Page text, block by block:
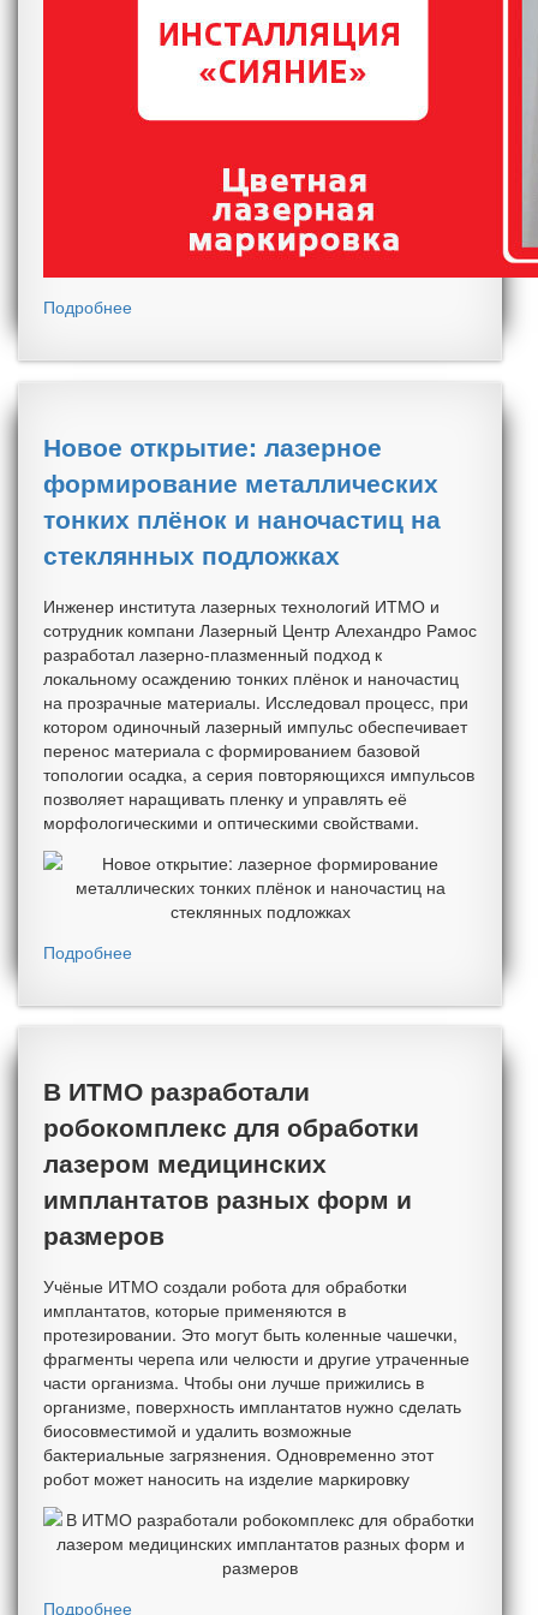
Подробнее
Новое открытие: лазерное
формирование металлических
тонких плёнок и наночастиц на
стеклянных подложках
Инженер института лазерных технологий ИТМО и
сотрудник компани Лазерный Центр Алехандро Рамос
разработал лазерно-плазменный подход к
локальному осаждению тонких плёнок и наночастиц
на прозрачные материалы. Исследовал процесс, при
котором одиночный лазерный импульс обеспечивает
перенос материала с формированием базовой
топологии осадка, а серия повторяющихся импульсов
позволяет наращивать пленку и управлять её
морфологическими и оптическими свойствами.
Подробнее
В ИТМО разработали
робокомплекс для обработки
лазером медицинских
имплантатов разных форм и
размеров
Учёные ИТМО создали робота для обработки
имплантатов, которые применяются в
протезировании. Это могут быть коленные чашечки,
фрагменты черепа или челюсти и другие утраченные
части организма. Чтобы они лучше прижились в
организме, поверхность имплантатов нужно сделать
биосовместимой и удалить возможные
бактериальные загрязнения. Одновременно этот
робот может наносить на изделие маркировку
Подробнее